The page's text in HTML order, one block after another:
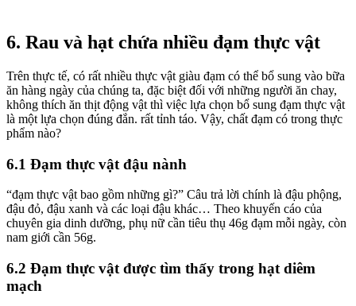
6. Rau và hạt chứa nhiều đạm thực vật
Trên thực tế, có rất nhiều thực vật giàu đạm có thể bổ sung vào bữa
ăn hàng ngày của chúng ta, đặc biệt đối với những người ăn chay,
không thích ăn thịt động vật thì việc lựa chọn bổ sung đạm thực vật
là một lựa chọn đúng đắn. rất tỉnh táo. Vậy, chất đạm có trong thực
phẩm nào?
6.1 Đạm thực vật đậu nành
“đạm thực vật bao gồm những gì?” Câu trả lời chính là đậu phộng,
đậu đỏ, đậu xanh và các loại đậu khác… Theo khuyến cáo của
chuyên gia dinh dưỡng, phụ nữ cần tiêu thụ 46g đạm mỗi ngày, còn
nam giới cần 56g.
6.2 Đạm thực vật được tìm thấy trong hạt diêm
mạch